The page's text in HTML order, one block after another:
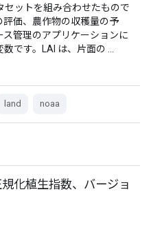
セットを組み合わせたもので
価、農作物の収穫量の予
管理のアプリケーションに
です。LAI は、片面の …
land noaa
化植生指数、バージョ